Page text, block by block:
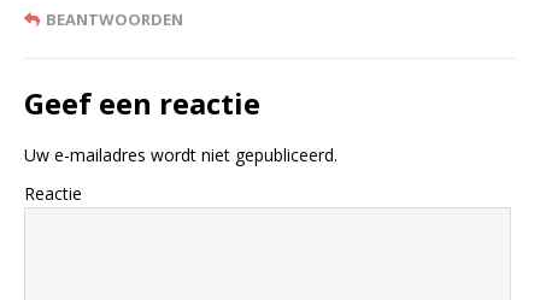
BEANTWOORDEN
Geef een reactie
Uw e-mailadres wordt niet gepubliceerd.
Reactie